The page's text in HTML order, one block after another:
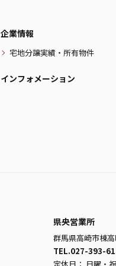
企業情報
宅地分譲実績・所有物件
インフォメーション
県央営業所
群馬県高崎市棟
TEL.027-393-